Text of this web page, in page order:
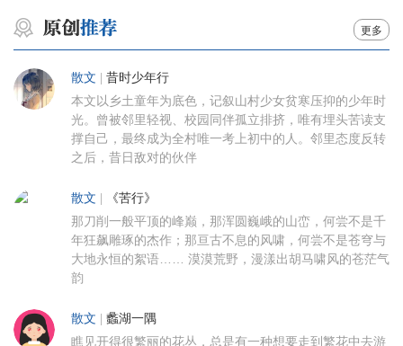
更多
散文 昔时少年行
本文以乡土童年为底色，记叙山村少女贫寒压抑的少年时
光。曾被邻里轻视、校园同伴孤立排挤，唯有埋头苦读支
撑自己，最终成为全村唯一考上初中的人。邻里态度反转
之后，昔日敌对的伙伴
散文 《苦行》
那刀削一般平顶的峰巅，那浑圆巍峨的山峦，何尝不是千
年狂飙雕琢的杰作；那亘古不息的风啸，何尝不是苍穹与
大地永恒的絮语…… 漠漠荒野，漫漾出胡马啸风的苍茫气
韵
散文 蠡湖一隅
瞧见开得很繁丽的花丛，总是有一种想要走到繁花中去游